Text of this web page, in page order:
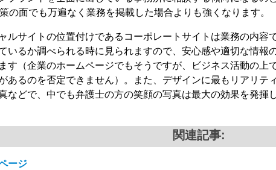
の面でも万遍なく業務を掲載した場合よりも強くなります。
ルサイトの位置付けであるコーポレートサイトは業務の内容
いるか調べられる時に見られますので、安心感や適切な情報
す（企業のホームページでもそうですが、ビジネス活動の上
あるのを否定できません）。また、デザインに最もリアリテ
などで、中でも弁護士の方の笑顔の写真は最大の効果を発揮
関連記事:
ージ